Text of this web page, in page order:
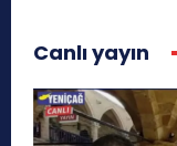
Canlı yayın